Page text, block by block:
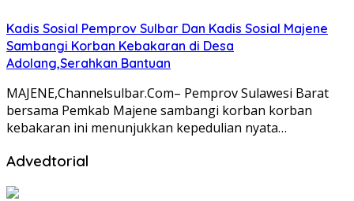
Kadis Sosial Pemprov Sulbar Dan Kadis Sosial Majene
Sambangi Korban Kebakaran di Desa
Adolang,Serahkan Bantuan
MAJENE,Channelsulbar.Com– Pemprov Sulawesi Barat
bersama Pemkab Majene sambangi korban korban
kebakaran ini menunjukkan kepedulian nyata…
Advedtorial